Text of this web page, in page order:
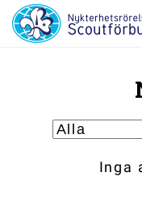
Inga